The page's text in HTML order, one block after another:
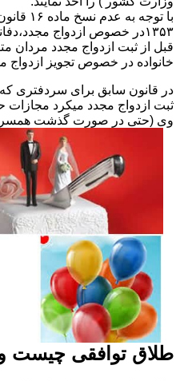
با توجه
۱۳۵۳در خصوص ازدواج
قبل از ثبت ازدواج مجدد مردان
خانواده در خصوص تجویز ازدواج
در قانون سابق برای سردفتری که
ثبت ازدواج مجدد میکرد
وی (حتی در صورت گذشت همسر
طلاق توافقی چیست